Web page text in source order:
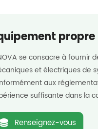
se consacre à fournir
et électriques de
aux
suffisante dans la
Renseignez-vous